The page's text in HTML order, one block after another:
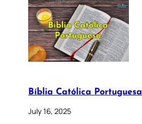
Bíblia Católica Portuguesa
July 16, 2025